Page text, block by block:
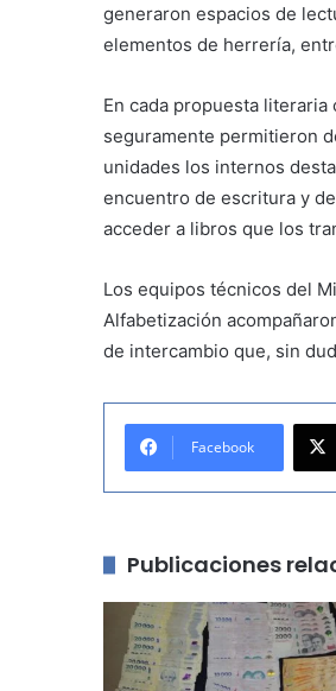
generaron espacios de
elementos de herrería,
En cada propuesta
seguramente permitieron
unidades los internos
encuentro de escritura y
acceder a libros que los
Los equipos técnicos del
Alfabetización
de intercambio que, sin
Facebook
Publicaciones